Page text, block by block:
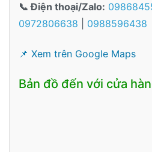
📞 Điện thoại/Zalo:
0972806638
0988596438
📌 Xem trên Google Maps
Bản đồ đến với cửa